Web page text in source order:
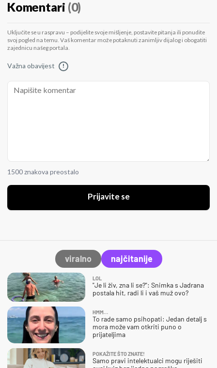
Komentari (0)
Uključite se u raspravu – podijelite svoje mišljenje, postavite pitanja ili ponudite
svoj pogled na temu. Vaš komentar može potaknuti zanimljiv dijalog i obogatiti
zajednicu našeg portala.
Važna obavijest !
1500 znakova preostalo
Prijavite se
viralno najčitanije
LOL
"Je li živ, zna li se?": Snimka s Jadrana
postala hit, radi li i vaš muž ovo?
HMM…
To rade samo psihopati: Jedan detalj s
mora može vam otkriti puno o
prijateljima
POKAŽITE ŠTO ZNATE!
Samo pravi intelektualci mogu riješiti